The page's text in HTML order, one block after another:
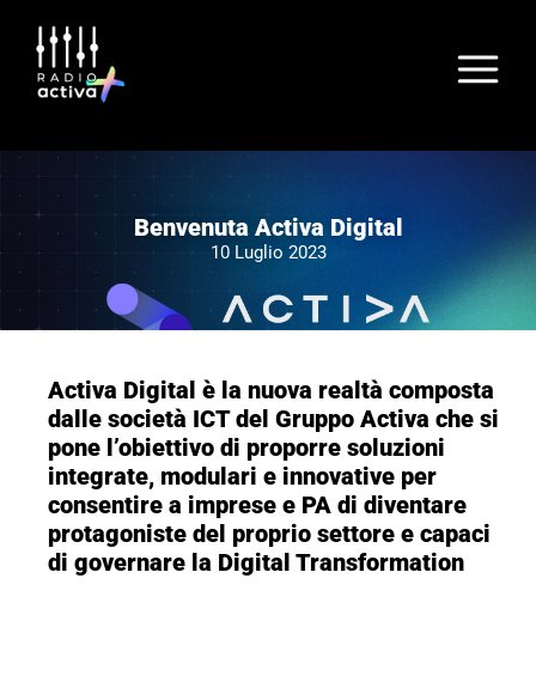
Benvenuta Activa Digital
10 Luglio 2023
Activa Digital è la nuova realtà composta
dalle società ICT del Gruppo Activa che si
pone l’obiettivo di proporre soluzioni
integrate, modulari e innovative per
consentire a imprese e PA di diventare
protagoniste del proprio settore e capaci
di governare la Digital Transformation